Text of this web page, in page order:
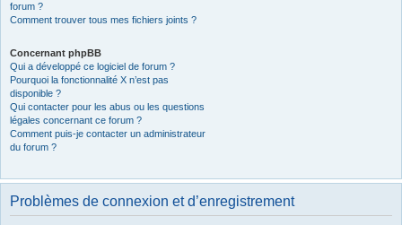
forum ?
Comment trouver tous mes fichiers joints ?
Concernant phpBB
Qui a développé ce logiciel de forum ?
Pourquoi la fonctionnalité X n’est pas
disponible ?
Qui contacter pour les abus ou les questions
légales concernant ce forum ?
Comment puis-je contacter un administrateur
du forum ?
Problèmes de connexion et d’enregistrement